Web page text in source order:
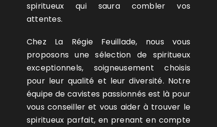
spiritueux qui saura combler vos
attentes.
Chez La Régie Feuillade, nous vous
proposons une sélection de spiritueux
exceptionnels, soigneusement choisis
pour leur qualité et leur diversité. Notre
équipe de cavistes passionnés est là pour
vous conseiller et vous aider à trouver le
spiritueux parfait, en prenant en compte